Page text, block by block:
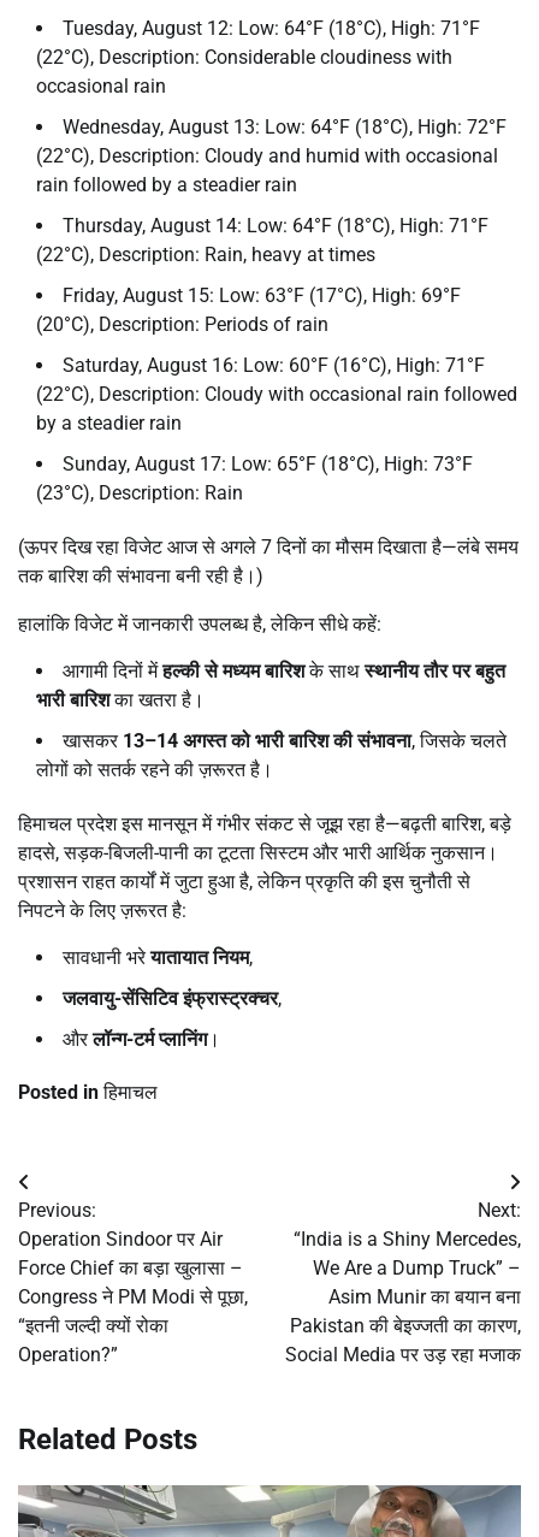
Tuesday, August 12: Low: 64°F (18°C), High: 71°F
(22°C), Description: Considerable cloudiness with
occasional rain
Wednesday, August 13: Low: 64°F (18°C), High: 72°F
(22°C), Description: Cloudy and humid with occasional
rain followed by a steadier rain
Thursday, August 14: Low: 64°F (18°C), High: 71°F
(22°C), Description: Rain, heavy at times
Friday, August 15: Low: 63°F (17°C), High: 69°F
(20°C), Description: Periods of rain
Saturday, August 16: Low: 60°F (16°C), High: 71°F
(22°C), Description: Cloudy with occasional rain followed
by a steadier rain
Sunday, August 17: Low: 65°F (18°C), High: 73°F
(23°C), Description: Rain
(ऊपर दिख रहा विजेट आज से अगले 7 दिनों का मौसम दिखाता है—लंबे समय
तक बारिश की संभावना बनी रही है।)
हालांकि विजेट में जानकारी उपलब्ध है, लेकिन सीधे कहें:
आगामी दिनों मेंहल्की से मध्यम बारिशके साथस्थानीय तौर पर बहुत
भारी बारिशका खतरा है।
खासकर 13–14 अगस्त को भारी बारिश की संभावना, जिसके चलते
लोगों को सतर्क रहने की ज़रूरत है।
हिमाचल प्रदेश इस मानसून में गंभीर संकट से जूझ रहा है—बढ़ती बारिश, बड़े
हादसे, सड़क-बिजली-पानी का टूटता सिस्टम और भारी आर्थिक नुकसान।
प्रशासन राहत कार्यों में जुटा हुआ है, लेकिन प्रकृति की इस चुनौती से
निपटने के लिए ज़रूरत है:
सावधानी भरेयातायात नियम,
जलवायु-सेंसिटिव इंफ्रास्ट्रक्चर,
औरलॉन्ग-टर्म प्लानिंग।
Posted inहिमाचल
Post
navigation
Previous:
Operation Sindoor पर Air
Force Chief का बड़ा खुलासा –
Congress ने PM Modi से पूछा,
“इतनी जल्दी क्यों रोका
Operation?”
Next:
“India is a Shiny Mercedes,
We Are a Dump Truck” –
Asim Munir का बयान बना
Pakistan की बेइज्जती का कारण,
Social Media पर उड़ रहा मजाक
Related Posts